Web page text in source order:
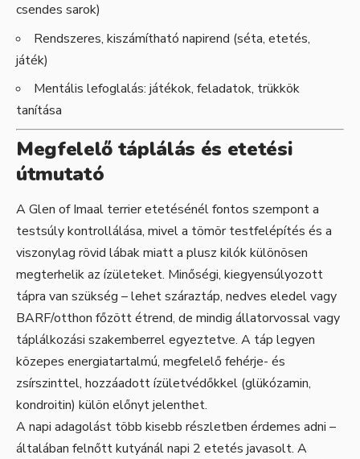
csendes sarok)
Rendszeres, kiszámítható napirend (séta, etetés,
játék)
Mentális lefoglalás: játékok, feladatok, trükkök
tanítása
Megfelelő táplálás és etetési
útmutató
A Glen of Imaal terrier etetésénél fontos szempont a
testsúly kontrollálása, mivel a tömör testfelépítés és a
viszonylag rövid lábak miatt a plusz kilók különösen
megterhelik az ízületeket. Minőségi, kiegyensúlyozott
tápra van szükség – lehet száraztáp, nedves eledel vagy
BARF/otthon főzött étrend, de mindig állatorvossal vagy
táplálkozási szakemberrel egyeztetve. A táp legyen
közepes energiatartalmú, megfelelő fehérje- és
zsírszinttel, hozzáadott ízületvédőkkel (glükózamin,
kondroitin) külön előnyt jelenthet.
A napi adagolást több kisebb részletben érdemes adni –
általában felnőtt kutyánál napi 2 etetés javasolt. A